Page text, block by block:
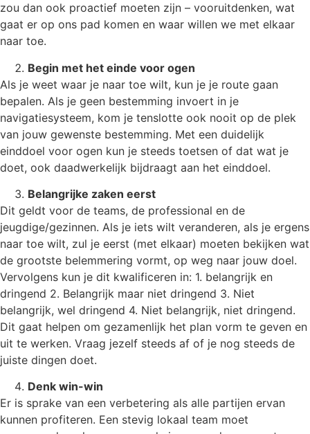
zou dan ook proactief moeten zijn – vooruitdenken, wat
gaat er op ons pad komen en waar willen we met elkaar
naar toe.
Begin met het einde voor ogen
Als je weet waar je naar toe wilt, kun je je route gaan
bepalen. Als je geen bestemming invoert in je
navigatiesysteem, kom je tenslotte ook nooit op de plek
van jouw gewenste bestemming. Met een duidelijk
einddoel voor ogen kun je steeds toetsen of dat wat je
doet, ook daadwerkelijk bijdraagt aan het einddoel.
Belangrijke zaken eerst
Dit geldt voor de teams, de professional en de
jeugdige/gezinnen. Als je iets wilt veranderen, als je ergens
naar toe wilt, zul je eerst (met elkaar) moeten bekijken wat
de grootste belemmering vormt, op weg naar jouw doel.
Vervolgens kun je dit kwalificeren in: 1. belangrijk en
dringend 2. Belangrijk maar niet dringend 3. Niet
belangrijk, wel dringend 4. Niet belangrijk, niet dringend.
Dit gaat helpen om gezamenlijk het plan vorm te geven en
uit te werken. Vraag jezelf steeds af of je nog steeds de
juiste dingen doet.
Denk win-win
Er is sprake van een verbetering als alle partijen ervan
kunnen profiteren. Een stevig lokaal team moet